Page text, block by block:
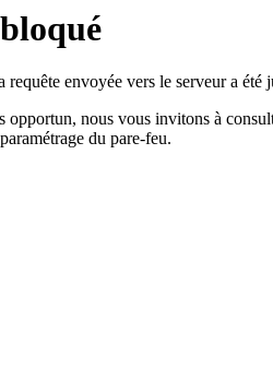
envoyée vers le serveur a été
opportun, nous vous invitons à
du pare-feu.